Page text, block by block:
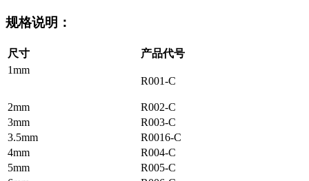
规格说明：
尺寸
产品代号
1mm
R001-C
2mm
R002-C
3mm
R003-C
3.5mm
R0016-C
4mm
R004-C
5mm
R005-C